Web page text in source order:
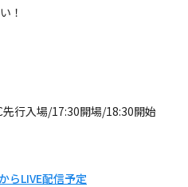
！
行入場/17:30開場/18:30開始
らLIVE配信予定